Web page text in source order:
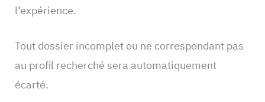
l’expérience.
Tout dossier incomplet ou ne correspondant pas
au profil recherché sera automatiquement
écarté.